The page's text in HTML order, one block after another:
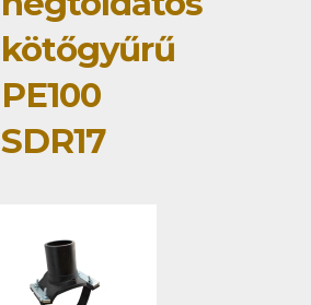
kötőgyűrű
PE100
SDR17